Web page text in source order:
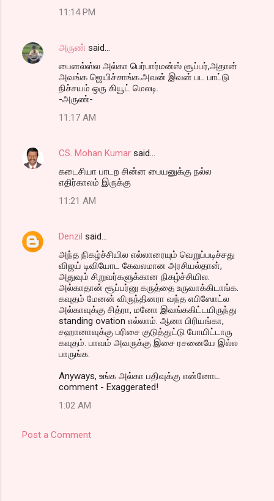
11:14 PM
அருண் said…
பைனல்ஸ்ல அல்கா பெர்பார்மன்ஸ் சூப்பர்,அதான்
அவங்க ஜெயிச்சாங்க.அவன் இவன் பட பாட்டு
நிச்சயம் ஒரு கியூட் மெலடி.
-அருண்-
11:17 AM
CS. Mohan Kumar said…
கடைசியா பாடற சின்ன பையனுக்கு நல்ல
எதிர்காலம் இருக்கு
11:21 AM
Denzil said…
அந்த நிகழ்ச்சியில எல்லாரையும் வெறுப்படிச்சது
விஜய் டிவியோட கேவலமான அரசியல்தான்,
அதுவும் சிறுவர்களுக்கான நிகழ்ச்சியில.
அல்காதான் சூப்பர்னு கருத்தை உருவாக்கிடாங்க.
கவுதம் மேனன் விருந்தினரா வந்த எபிஸோட்ல
அல்காவுக்கு சித்ரா, மனோ இவங்ககிட்டயிருந்து
standing ovation எல்லாம். ஆனா பிரியங்கா,
சஹானாவுக்கு பரிசை குடுத்துட்டு போயிட்டாரு
கவுதம். பாவம் அவருக்கு இசை ரசனையே இல்ல
பாருங்க.
Anyways, உங்க அல்கா பதிவுக்கு என்னோட
comment - Exaggerated!
1:02 AM
Post a Comment